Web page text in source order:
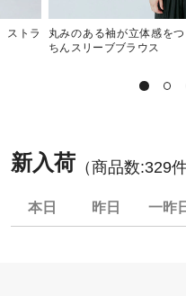
ストラ
丸みのある袖が立体感を
ちんスリーブブラウス
新入荷 （商品数:329
本日 昨日 一昨